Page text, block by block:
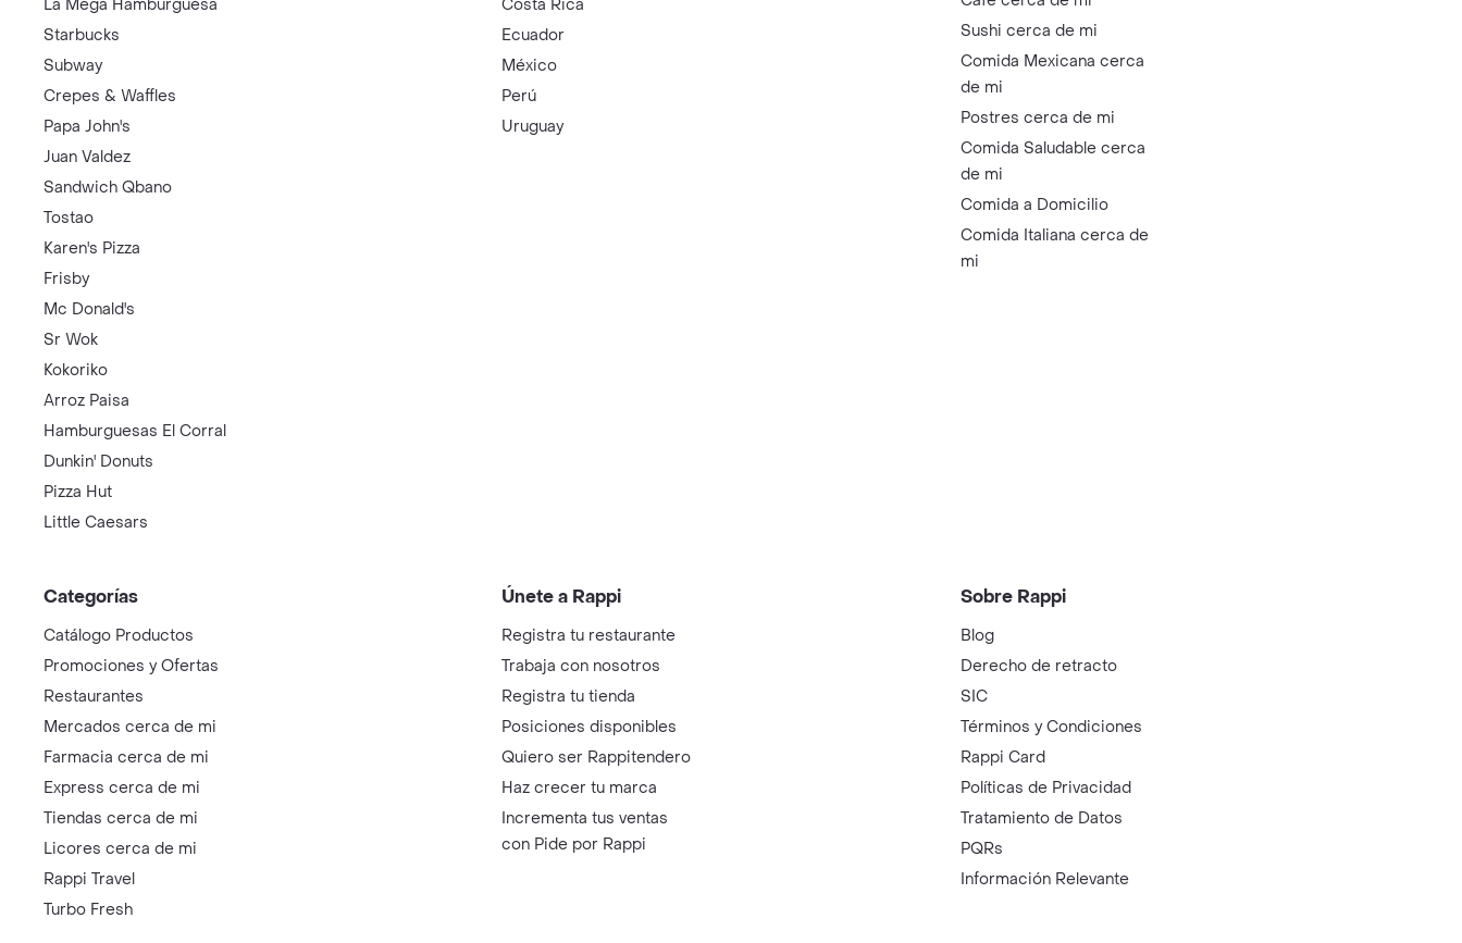
La Mega Hamburguesa
Starbucks
Subway
Crepes & Waffles
Papa John's
Juan Valdez
Sandwich Qbano
Tostao
Karen's Pizza
Frisby
Mc Donald's
Sr Wok
Kokoriko
Arroz Paisa
Hamburguesas El Corral
Dunkin' Donuts
Pizza Hut
Little Caesars
Costa Rica
Ecuador
México
Perú
Uruguay
Sushi cerca de mi
Comida Mexicana cerca
de mi
Postres cerca de mi
Comida Saludable cerca
de mi
Comida a Domicilio
Comida Italiana cerca de
mi
Categorías
Catálogo Productos
Promociones y Ofertas
Restaurantes
Mercados cerca de mi
Farmacia cerca de mi
Express cerca de mi
Tiendas cerca de mi
Licores cerca de mi
Rappi Travel
Turbo Fresh
Únete a Rappi
Registra tu restaurante
Trabaja con nosotros
Registra tu tienda
Posiciones disponibles
Quiero ser Rappitendero
Haz crecer tu marca
Incrementa tus ventas
con Pide por Rappi
Sobre Rappi
Blog
Derecho de retracto
SIC
Términos y Condiciones
Rappi Card
Políticas de Privacidad
Tratamiento de Datos
PQRs
Información Relevante